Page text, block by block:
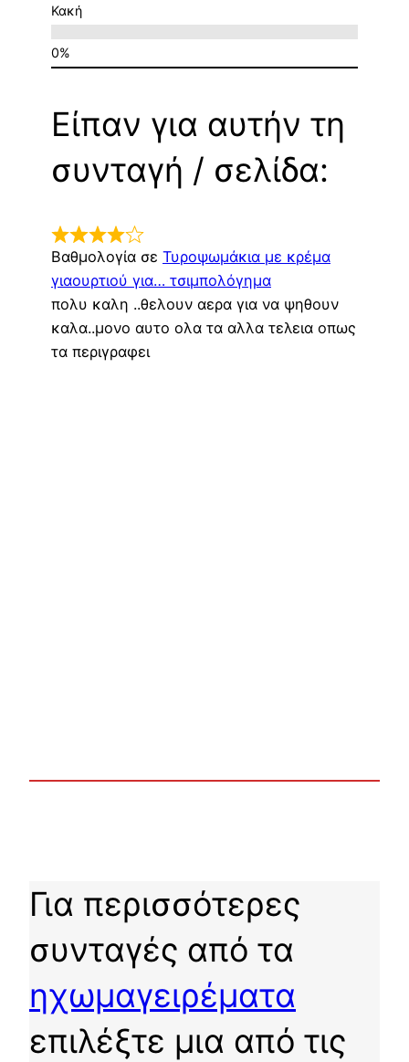
Κακή
Είπαν για αυτήν τη
συνταγή / σελίδα:
Βαθμολογία σε Τυροψωμάκια με κρέμα
γιαουρτιού για… τσιμπολόγημα
πολυ καλη ..θελουν αερα για να ψηθουν
καλα..μονο αυτο ολα τα αλλα τελεια οπως
τα περιγραφει
Για περισσότερες
συνταγές από τα
ηχωμαγειρέματα
επιλέξτε μια από τις